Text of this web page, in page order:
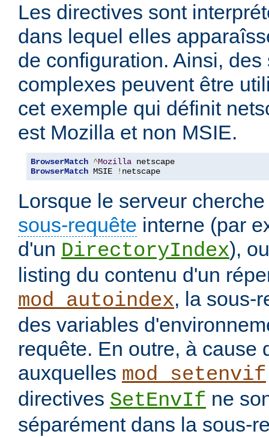
Les directives sont
dans lequel elles
de configuration. Ainsi,
complexes peuvent être
cet exemple qui définit
est Mozilla et non MSIE.
BrowserMatch ^Mozilla
BrowserMatch MSIE ! netscape
Lorsque le serveur
sous-requête interne (par
d'un DirectoryIndex),
listing du contenu d'un
mod_autoindex, la sous-
des variables
requête. En outre, à cause
auxquelles mod_setenvif
directives SetEnvIf ne
séparément dans la sous-